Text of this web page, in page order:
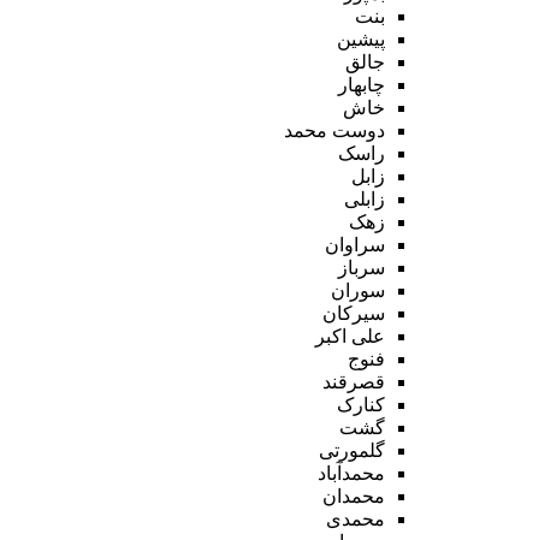
بنت
پیشین
جالق
چابهار
خاش
دوست محمد
راسک
زابل
زابلی
زهک
سراوان
سرباز
سوران
سیرکان
علی اکبر
فنوج
قصرقند
کنارک
گشت
گلمورتی
محمدآباد
محمدان
محمدی